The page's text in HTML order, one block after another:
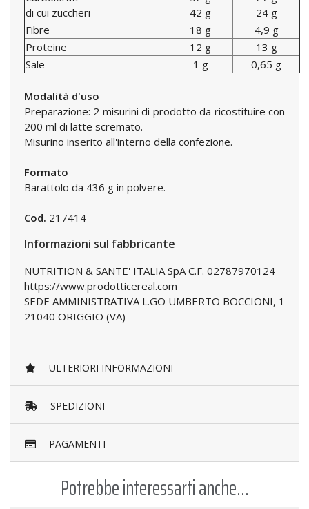
di cui zuccheri
42 g
24 g
Fibre
18 g
4,9 g
Proteine
12 g
13 g
Sale
1 g 0,65 g
Modalità d'uso
Preparazione: 2 misurini di prodotto da ricostituire con
200 ml di latte scremato.
Misurino inserito all'interno della confezione.
Formato
Barattolo da 436 g in polvere.
Cod. 217414
Informazioni sul fabbricante
NUTRITION & SANTE' ITALIA SpA C.F. 02787970124
https://www.prodotticereal.com
SEDE AMMINISTRATIVA L.GO UMBERTO BOCCIONI, 1
21040 ORIGGIO (VA)
ULTERIORI INFORMAZIONI
SPEDIZIONI
PAGAMENTI
Potrebbe interessarti anche...